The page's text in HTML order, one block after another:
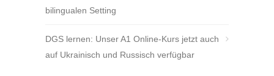
bilingualen Setting
DGS lernen: Unser A1 Online-Kurs jetzt auch
auf Ukrainisch und Russisch verfügbar